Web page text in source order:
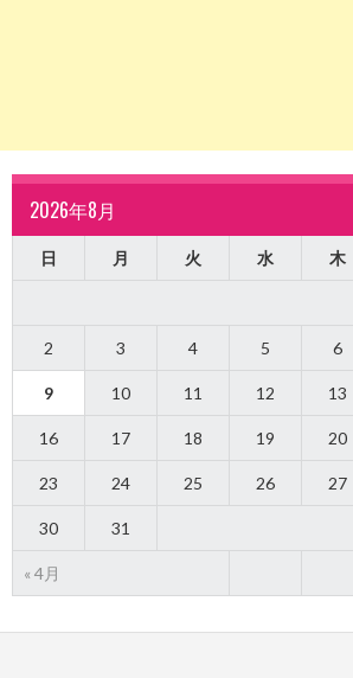
2026年8月
日 月 火 水 木
« 4月
2 3 4 5 6
9 10 11 12 13
16 17 18 19 20
23 24 25 26 27
30 31